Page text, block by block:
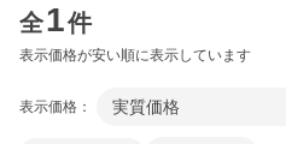
全1件
表示価格が安い順に表示しています
表示価格： 実質価格